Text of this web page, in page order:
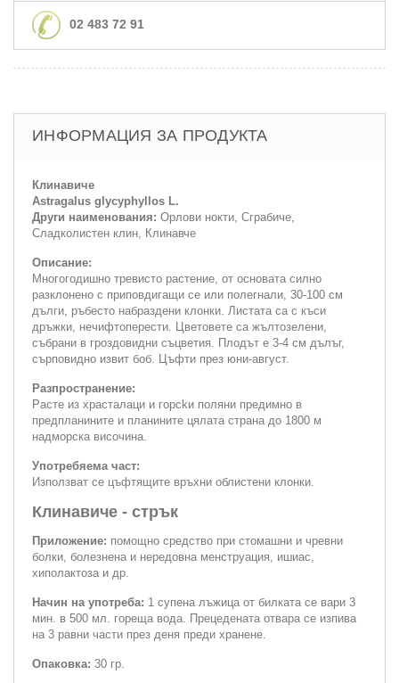
02 483 72 91
ИНФОРМАЦИЯ ЗА ПРОДУКТА
Клинавиче
Astragalus glycyphyllos L.
Други наименования: Орлови нокти, Сграбиче,
Сладколистен клин, Клинавче
Описание:
Многогодишно тревисто растение, от основата силно
разклонено с приповдигащи се или полегнали, 30-100 см
дълги, ръбесто набраздени клонки. Листата са с къси
дръжки, нечифтоперести. Цветовете са жълтозелени,
събрани в гроздовидни съцветия. Плодът е 3-4 см дълъг,
сърповидно извит боб. Цъфти през юни-август.
Разпространение:
Расте из храсталаци и горсkи поляни предимно в
предпланините и планините цялата страна до 1800 м
надморска височина.
Употребяема част:
Използват се цъфтящите връхни облистени клонки.
Клинавиче - стрък
Приложение: помощно средство при стомашни и чревни
болки, болезнена и нередовна менструация, ишиас,
хиполактоза и др.
Начин на употреба: 1 супена лъжица от билката се вари 3
мин. в 500 мл. гореща вода. Прецедената отвара се изпива
на 3 равни части през деня преди хранене.
Опаковка: 30 гр.